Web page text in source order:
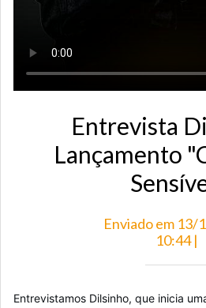
Entrevista
Lançamento
Enviado em 13/
10:44 |
Entrevistamos Dilsinho, que inicia